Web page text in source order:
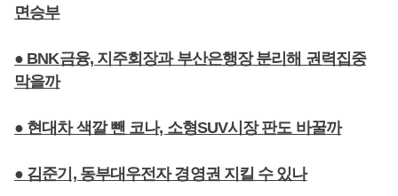
면승부
● BNK금융, 지주회장과 부산은행장 분리해 권력집중
막을까
● 현대차 색깔 뺀 코나, 소형SUV시장 판도 바꿀까
● 김준기, 동부대우전자 경영권 지킬 수 있나